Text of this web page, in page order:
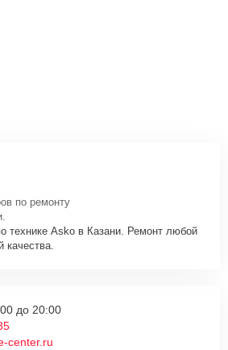
по ремонту
технике Asko в Казани. Ремонт любой
качества.
до 20:00
center.ru